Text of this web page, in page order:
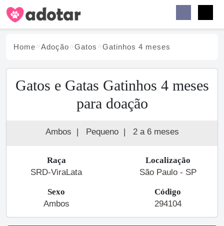
Home Adoção Gatos Gatinhos 4 meses
Gatos e Gatas Gatinhos 4 meses
para doação
Ambos | Pequeno | 2 a 6 meses
Raça
SRD-ViraLata
Localização
São Paulo - SP
Sexo
Ambos
Código
294104